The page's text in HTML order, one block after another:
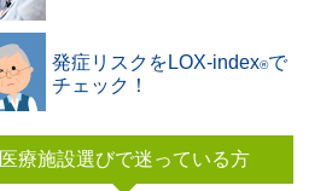
発症リスクをLOX-index®️で
チェック！
医療施設選びで迷っている方